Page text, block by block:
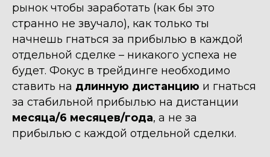
рынок чтобы заработать (как бы это
странно не звучало), как только ты
начнешь гнаться за прибылью в каждой
отдельной сделке – никакого успеха не
будет. Фокус в трейдинге необходимо
ставить на длинную дистанцию и гнаться
за стабильной прибылью на дистанции
месяца/6 месяцев/года, а не за
прибылью с каждой отдельной сделки.